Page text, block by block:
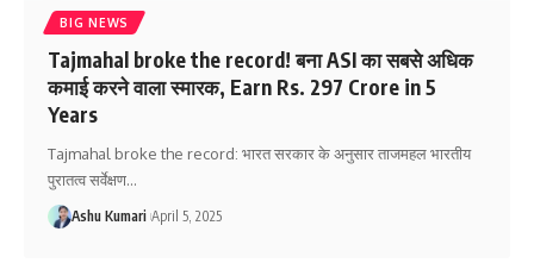
BIG NEWS
Tajmahal broke the record! बना ASI का सबसे अधिक
कमाई करने वाला स्मारक, Earn Rs. 297 Crore in 5
Years
Tajmahal broke the record: भारत सरकार के अनुसार ताजमहल भारतीय
पुरातत्व सर्वेक्षण…
Ashu Kumari April 5, 2025